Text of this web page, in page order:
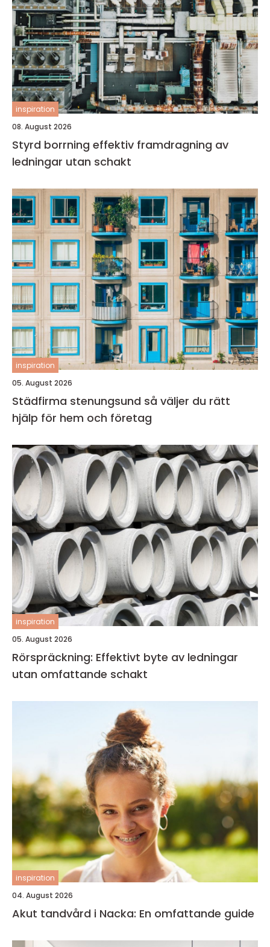
inspiration
08. August 2026
Styrd borrning effektiv framdragning av
ledningar utan schakt
inspiration
05. August 2026
Städfirma stenungsund så väljer du rätt
hjälp för hem och företag
inspiration
05. August 2026
Rörspräckning: Effektivt byte av ledningar
utan omfattande schakt
inspiration
04. August 2026
Akut tandvård i Nacka: En omfattande guide